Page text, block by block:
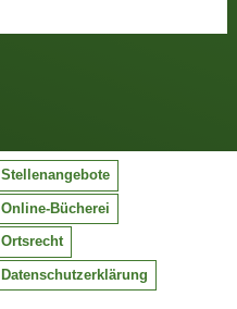
Stellenangebote
Online-Bücherei
Ortsrecht
Datenschutzerklärung